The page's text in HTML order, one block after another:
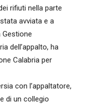
rifiuti nella parte
avviata e a
dell’appalto, ha
Calabria per
con l’appaltatore,
di un collegio